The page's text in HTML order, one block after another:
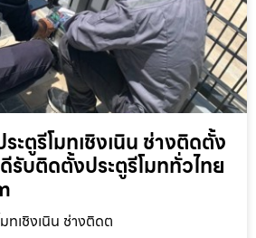
ะตูรีโมทเชิงเนิน ช่างติดตั้ง
รับติดตั้งประตูรีโมททั่วไทย
ทเชิงเนิน ช่างติดต